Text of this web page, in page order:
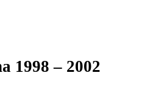
1998 – 2002